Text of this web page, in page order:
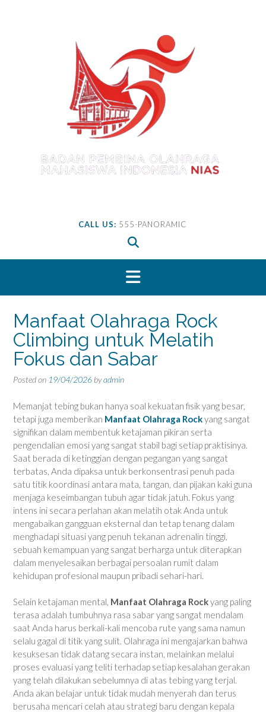
CALL US: 555-PANORAMIC
Manfaat Olahraga Rock
Climbing untuk Melatih
Fokus dan Sabar
Posted on 19/04/2026 byadmin
Memanjat tebing bukan hanya soal kekuatan fisik yang besar,
tetapi juga memberikan Manfaat Olahraga Rockyang sangat
signifikan dalam membentuk ketajaman pikiran serta
pengendalian emosi yang sangat stabil bagi setiap praktisinya.
Saat berada di ketinggian dengan pegangan yang sangat
terbatas, Anda dipaksa untuk berkonsentrasi penuh pada
satu titik koordinasi antara mata, tangan, dan pijakan kaki guna
menjaga keseimbangan tubuh agar tidak jatuh. Fokus yang
intens ini secara perlahan akan melatih otak Anda untuk
mengabaikan gangguan eksternal dan tetap tenang dalam
menghadapi situasi yang penuh tekanan adrenalin tinggi,
sebuah kemampuan yang sangat berharga untuk diterapkan
dalam menyelesaikan berbagai persoalan rumit dalam
kehidupan profesional maupun pribadi sehari-hari.
Selain ketajaman mental, Manfaat Olahraga Rockyang paling
terasa adalah tumbuhnya rasa sabar yang sangat mendalam
saat Anda harus berkali-kali mencoba rute yang sama namun
selalu gagal di titik yang sulit. Olahraga ini mengajarkan bahwa
kesuksesan tidak datang secara instan, melainkan melalui
proses evaluasi yang teliti terhadap setiap kesalahan gerakan
yang telah dilakukan sebelumnya di atas tebing yang terjal.
Anda akan belajar untuk tidak mudah menyerah dan terus
berusaha mencari celah atau strategi baru dengan kepala